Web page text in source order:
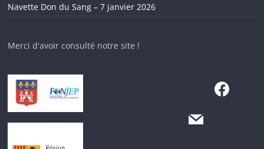
Navette Don du Sang – 7 janvier 2026
Merci d'avoir consulté notre site !